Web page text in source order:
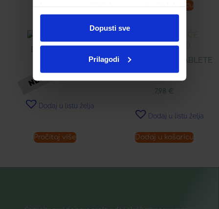
ste upotrebljavali njihove usluge.
Dopusti sve
Prilagodi
Dodaj u košaricu
D3 + K1 BABY
7,26€
Dodaj u listu želja
Pročitaj više
C 1000 ŠUMEĆE TABLETE
7,98 €
Dodaj u listu želja
Dodaj u košaricu